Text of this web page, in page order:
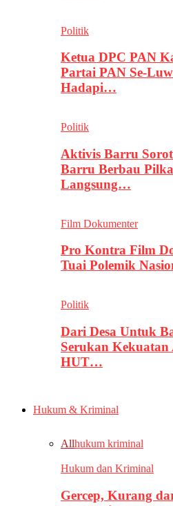
Politik
Ketua DPC PAN
Partai PAN Se-
Hadapi…
Politik
Aktivis Barru
Barru Berbau
Langsung…
Film Dokumenter
Pro Kontra Film
Tuai Polemik
Politik
Dari Desa Untuk
Serukan
HUT…
Hukum & Kriminal
Allhukum kriminal
Hukum dan Kriminal
Gercep, Kurang